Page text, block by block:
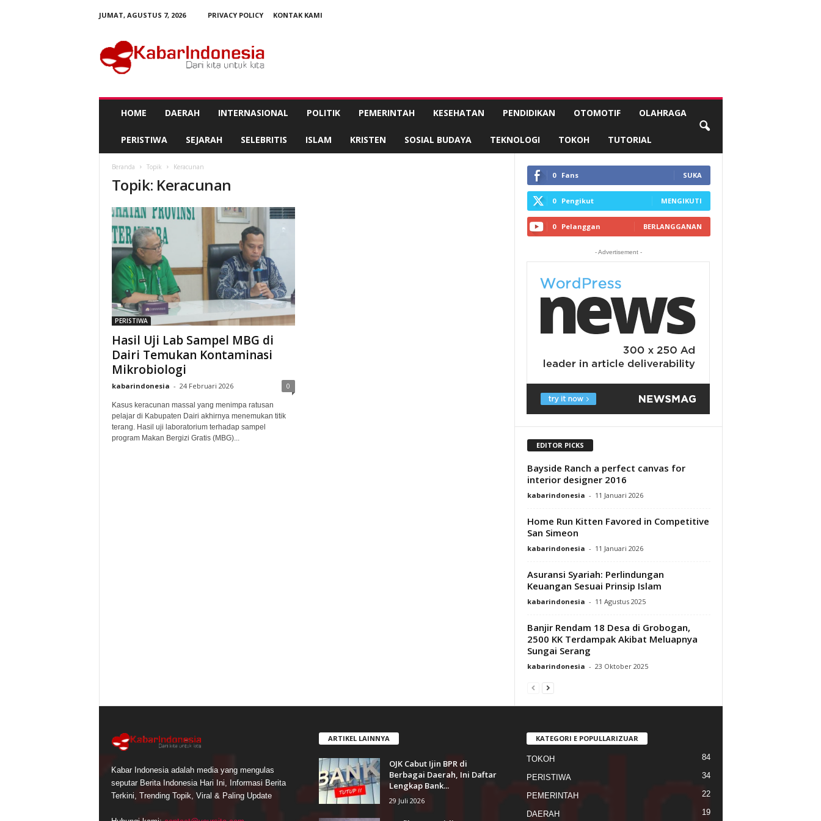
JUMAT, AGUSTUS 7, 2026 PRIVACY POLICY
KONTAK KAMI
b
HOME DAERAH INTERNASIONAL POLITIK PEMERINTAH KESEHATAN PENDIDIKAN OTOMOTIF OLAHRAGA
PERISTIWA SEJARAH SELEBRITIS ISLAM KRISTEN SOSIAL BUDAYA TEKNOLOGI TOKOH TUTORIAL
Beranda Topik Keracunan
Topik: Keracunan
PERISTIWA
Hasil Uji Lab Sampel MBG di
Dairi Temukan Kontaminasi
Mikrobiologi
kabarindonesia - 24 Februari 2026 0
Kasus keracunan massal yang menimpa ratusan
pelajar di Kabupaten Dairi akhirnya menemukan titik
terang. Hasil uji laboratorium terhadap sampel
program Makan Bergizi Gratis (MBG)...
0 Fans SUKA
0 Pengikut MENGIKUTI
0 Pelanggan BERLANGGANAN
- Advertisement -
EDITOR PICKS
Bayside Ranch a perfect canvas for
interior designer 2016
kabarindonesia - 11 Januari 2026
Home Run Kitten Favored in Competitive
San Simeon
kabarindonesia - 11 Januari 2026
Asuransi Syariah: Perlindungan
Keuangan Sesuai Prinsip Islam
kabarindonesia - 11 Agustus 2025
Banjir Rendam 18 Desa di Grobogan,
2500 KK Terdampak Akibat Meluapnya
Sungai Serang
kabarindonesia - 23 Oktober 2025
Kabar Indonesia adalah media yang mengulas
seputar Berita Indonesia Hari Ini, Informasi Berita
Terkini, Trending Topik, Viral & Paling Update
ARTIKEL LAINNYA
OJK Cabut Ijin BPR di
Berbagai Daerah, Ini Daftar
Lengkap Bank...
29 Juli 2026
KATEGORI E POPULLARIZUAR
TOKOH 84
PERISTIWA 34
PEMERINTAH 22
DAERAH 19